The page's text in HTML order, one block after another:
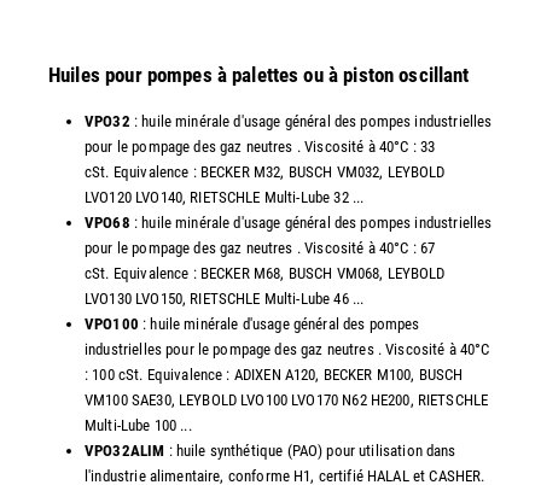
Huiles pour pompes à palettes ou à piston oscillant
VPO32 : huile minérale d'usage général des pompes industrielles
pour le pompage des gaz neutres . Viscosité à 40°C : 33
cSt. Equivalence : BECKER M32, BUSCH VM032, LEYBOLD
LVO120 LVO140, RIETSCHLE Multi-Lube 32 ...
VPO68 : huile minérale d'usage général des pompes industrielles
pour le pompage des gaz neutres . Viscosité à 40°C : 67
cSt. Equivalence : BECKER M68, BUSCH VM068, LEYBOLD
LVO130 LVO150, RIETSCHLE Multi-Lube 46 ...
VPO100 : huile minérale d'usage général des pompes
industrielles pour le pompage des gaz neutres . Viscosité à 40°C
: 100 cSt. Equivalence : ADIXEN A120, BECKER M100, BUSCH
VM100 SAE30, LEYBOLD LVO100 LVO170 N62 HE200, RIETSCHLE
Multi-Lube 100 ...
VPO32ALIM : huile synthétique (PAO) pour utilisation dans
l'industrie alimentaire, conforme H1, certifié HALAL et CASHER.